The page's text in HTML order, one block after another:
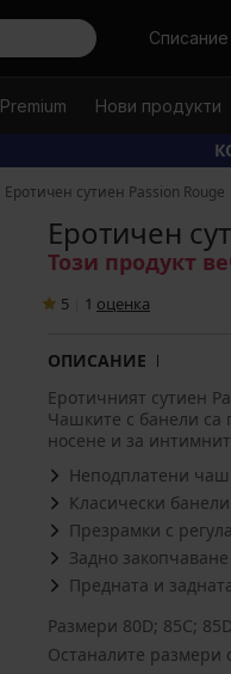
ТърсиСписание
Premium Нови продукти
Еротичен сутиен Passion Rouge
Еротичен
Този продукт
5 1 oценка
ОПИСАНИЕ
Еротичният сутиен
Чашките с банели са
носене и за
Неподплатени
Класически банели
Презрамки с
Задно
Предната и
Размери 80D; 85C;
Oстаналите размери